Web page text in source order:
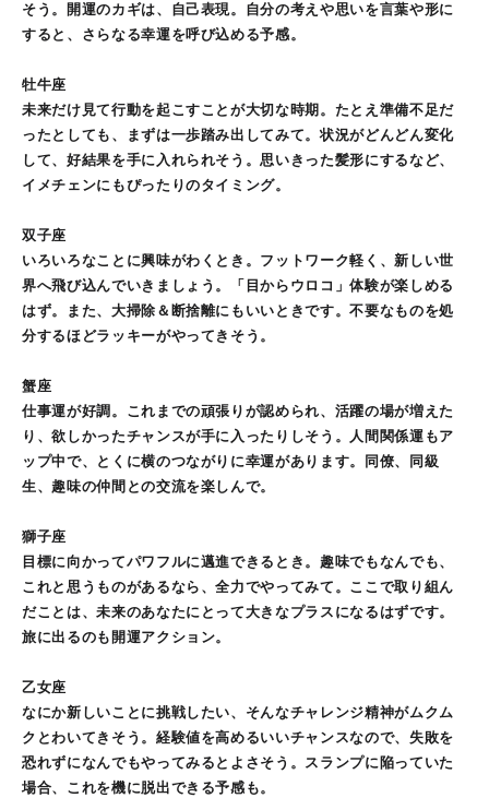
そう。開運のカギは、自己表現。自分の考えや思いを言葉や形に
すると、さらなる幸運を呼び込める予感。
牡牛座
未来だけ見て行動を起こすことが大切な時期。たとえ準備不足だ
ったとしても、まずは一歩踏み出してみて。状況がどんどん変化
して、好結果を手に入れられそう。思いきった髪形にするなど、
イメチェンにもぴったりのタイミング。
双子座
いろいろなことに興味がわくとき。フットワーク軽く、新しい世
界へ飛び込んでいきましょう。「目からウロコ」体験が楽しめる
はず。また、大掃除＆断捨離にもいいときです。不要なものを処
分するほどラッキーがやってきそう。
蟹座
仕事運が好調。これまでの頑張りが認められ、活躍の場が増えた
り、欲しかったチャンスが手に入ったりしそう。人間関係運もア
ップ中で、とくに横のつながりに幸運があります。同僚、同級
生、趣味の仲間との交流を楽しんで。
獅子座
目標に向かってパワフルに邁進できるとき。趣味でもなんでも、
これと思うものがあるなら、全力でやってみて。ここで取り組ん
だことは、未来のあなたにとって大きなプラスになるはずです。
旅に出るのも開運アクション。
乙女座
なにか新しいことに挑戦したい、そんなチャレンジ精神がムクム
クとわいてきそう。経験値を高めるいいチャンスなので、失敗を
恐れずになんでもやってみるとよさそう。スランプに陥っていた
場合、これを機に脱出できる予感も。